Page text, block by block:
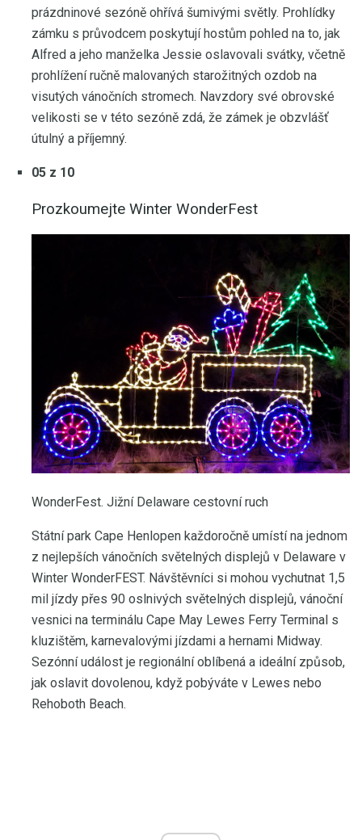
prázdninové sezóně ohřívá šumivými světly. Prohlídky
zámku s průvodcem poskytují hostům pohled na to, jak
Alfred a jeho manželka Jessie oslavovali svátky, včetně
prohlížení ručně malovaných starožitných ozdob na
visutých vánočních stromech. Navzdory své obrovské
velikosti se v této sezóně zdá, že zámek je obzvlášť
útulný a příjemný.
05 z 10
Prozkoumejte Winter WonderFest
WonderFest. Jižní Delaware cestovní ruch
Státní park Cape Henlopen každoročně umístí na jednom
z nejlepších vánočních světelných displejů v Delaware v
Winter WonderFEST. Návštěvníci si mohou vychutnat 1,5
mil jízdy přes 90 oslnivých světelných displejů, vánoční
vesnici na terminálu Cape May Lewes Ferry Terminal s
kluzištěm, karnevalovými jízdami a hernami Midway.
Sezónní událost je regionální oblíbená a ideální způsob,
jak oslavit dovolenou, když pobýváte v Lewes nebo
Rehoboth Beach.